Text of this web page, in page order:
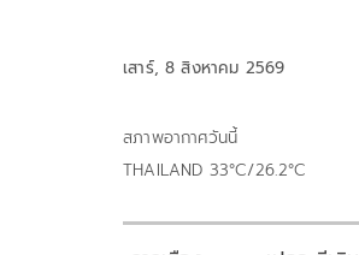
เสาร์, 8 สิงหาคม 2569
สภาพอากาศวันนี้
THAILAND 33°C/26.2°C